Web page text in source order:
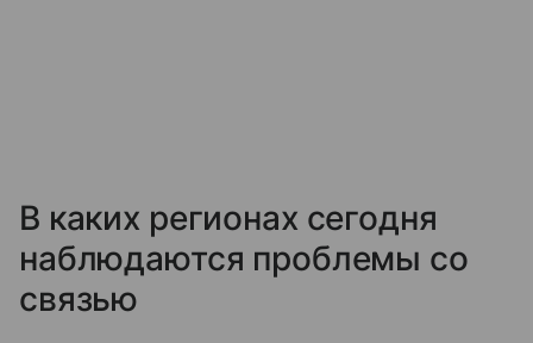
В каких регионах сегодня
наблюдаются проблемы со
связью